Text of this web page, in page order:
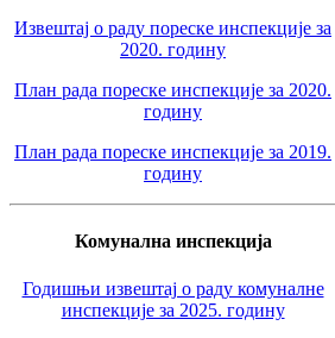
Извештај о раду пореске инспекције за
2020. годину
План рада пореске инспекције за 2020.
годину
План рада пореске инспекције за 2019.
годину
Комунална инспекција
Годишњи извештај о раду комуналне
инспекције за 2025. годину